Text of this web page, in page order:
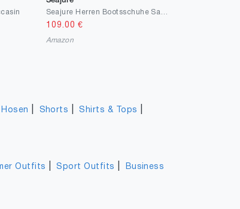
109.00 €
Amazon
Hosen Shorts |Shirts & Tops
Outfits |Sport Outfits
Business